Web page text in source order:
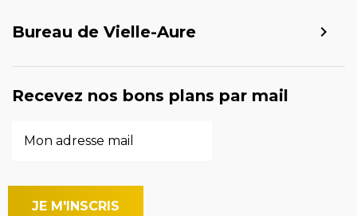
Bureau de Vielle-Aure
Recevez nos bons plans par mail